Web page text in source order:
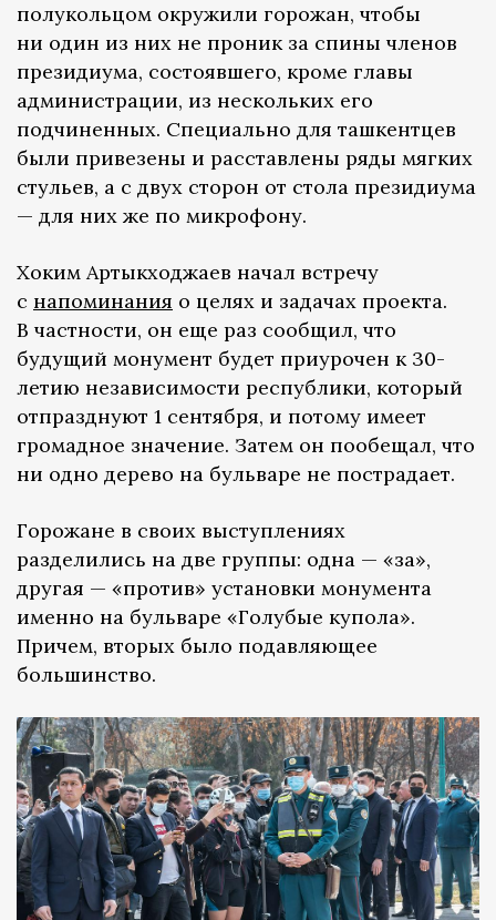
полукольцом окружили горожан, чтобы
ни один из них не проник за спины членов
президиума, состоявшего, кроме главы
администрации, из нескольких его
подчиненных. Специально для ташкентцев
были привезены и расставлены ряды мягких
стульев, а с двух сторон от стола президиума
— для них же по микрофону.
Хоким Артыкходжаев начал встречу
с напоминания о целях и задачах проекта.
В частности, он еще раз сообщил, что
будущий монумент будет приурочен к 30-
летию независимости республики, который
отпразднуют 1 сентября, и потому имеет
громадное значение. Затем он пообещал, что
ни одно дерево на бульваре не пострадает.
Горожане в своих выступлениях
разделились на две группы: одна — «за»,
другая — «против» установки монумента
именно на бульваре «Голубые купола».
Причем, вторых было подавляющее
большинство.